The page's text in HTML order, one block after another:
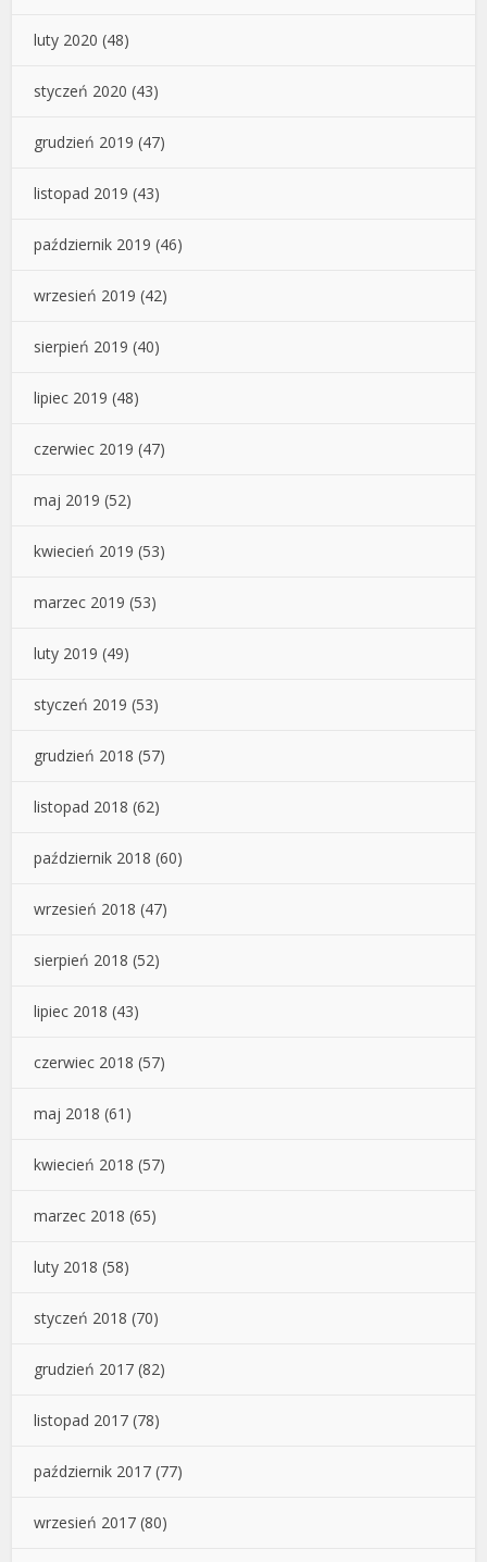
luty 2020 (48)
styczeń 2020 (43)
grudzień 2019 (47)
listopad 2019 (43)
październik 2019 (46)
wrzesień 2019 (42)
sierpień 2019 (40)
lipiec 2019 (48)
czerwiec 2019 (47)
maj 2019 (52)
kwiecień 2019 (53)
marzec 2019 (53)
luty 2019 (49)
styczeń 2019 (53)
grudzień 2018 (57)
listopad 2018 (62)
październik 2018 (60)
wrzesień 2018 (47)
sierpień 2018 (52)
lipiec 2018 (43)
czerwiec 2018 (57)
maj 2018 (61)
kwiecień 2018 (57)
marzec 2018 (65)
luty 2018 (58)
styczeń 2018 (70)
grudzień 2017 (82)
listopad 2017 (78)
październik 2017 (77)
wrzesień 2017 (80)